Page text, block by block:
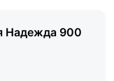
Надежда 900